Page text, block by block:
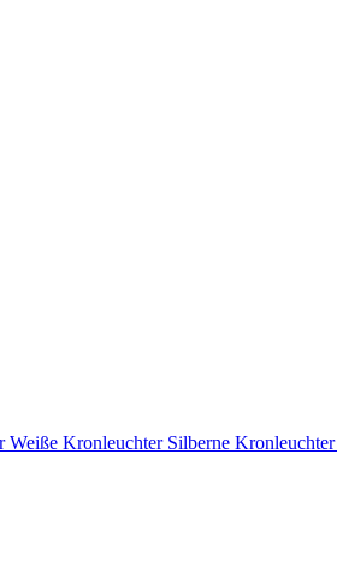
Weiße Kronleuchter Silberne Kronleuchter